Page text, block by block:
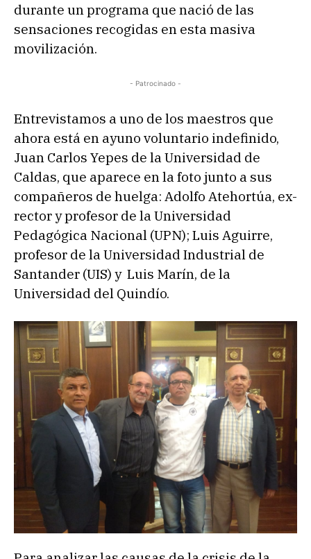
durante un programa que nació de las
sensaciones recogidas en esta masiva
movilización.
- Patrocinado -
Entrevistamos a uno de los maestros que
ahora está en ayuno voluntario indefinido,
Juan Carlos Yepes de la Universidad de
Caldas, que aparece en la foto junto a sus
compañeros de huelga: Adolfo Atehortúa, ex-
rector y profesor de la Universidad
Pedagógica Nacional (UPN); Luis Aguirre,
profesor de la Universidad Industrial de
Santander (UIS) y Luis Marín, de la
Universidad del Quindío.